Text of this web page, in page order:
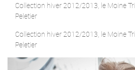
Collection hiver 2012/2013, le Moine
Peletier
Collection hiver 2012/2013, le Moine
Peletier